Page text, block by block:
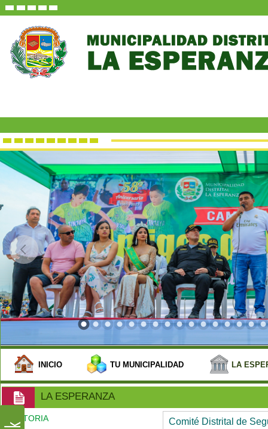
INICIO TU MUNICIPALIDAD LA
LA ESPERANZA
HISTORIA Comité Distrital de